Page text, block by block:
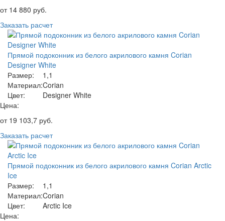
от 14 880 руб.
Заказать расчет
Прямой подоконник из белого акрилового камня Corian
Designer White
Размер:
1,1
Материал:Corian
Цвет:
Designer White
Цена:
от 19 103,7 руб.
Заказать расчет
Прямой подоконник из белого акрилового камня Corian Arctic
Ice
Размер:
1,1
Материал:Corian
Цвет:
Arctic Ice
Цена: